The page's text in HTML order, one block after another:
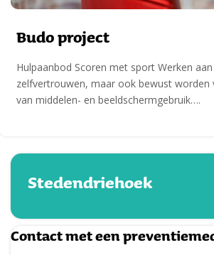
Budo project
Hulpaanbod Scoren met sport Werken
zelfvertrouwen, maar ook bewust worden
van middelen- en beeldschermgebruik….
Stedendriehoek
Contact met een